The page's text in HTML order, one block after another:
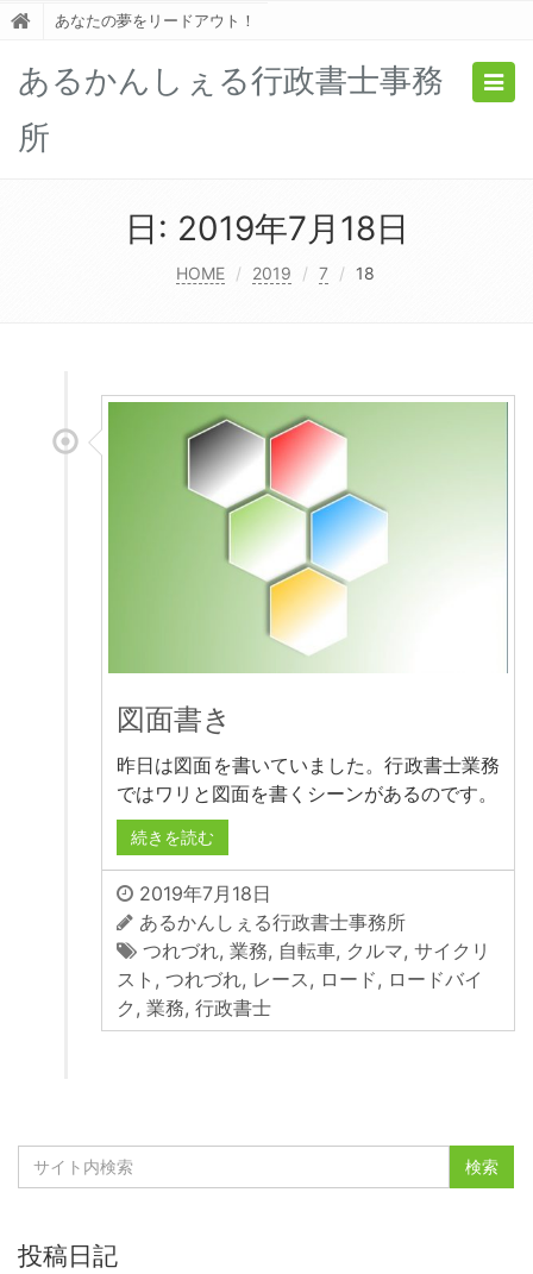
あなたの夢をリードアウト！
あるかんしぇる行政書士事務
所
日: 2019年7月18日
HOME 2019 7 18
図面書き
昨日は図面を書いていました。行政書士業務
ではワリと図面を書くシーンがあるのです。
続きを読む
2019年7月18日
あるかんしぇる行政書士事務所
つれづれ, 業務, 自転車, クルマ, サイクリ
スト , つれづれ, レース , ロード, ロードバイ
ク , 業務, 行政書士
投稿日記